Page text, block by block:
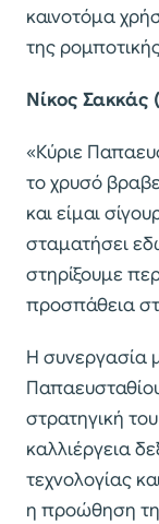
καινοτόμα
της
Νίκος Σακκάς
«Κύριε
το χρυσό
και είμαι
σταματήσει
στηρίξουμε
προσπάθεια
Η συνεργασία
στρατηγική
καλλιέργεια
τεχνολογίας
η προώθηση